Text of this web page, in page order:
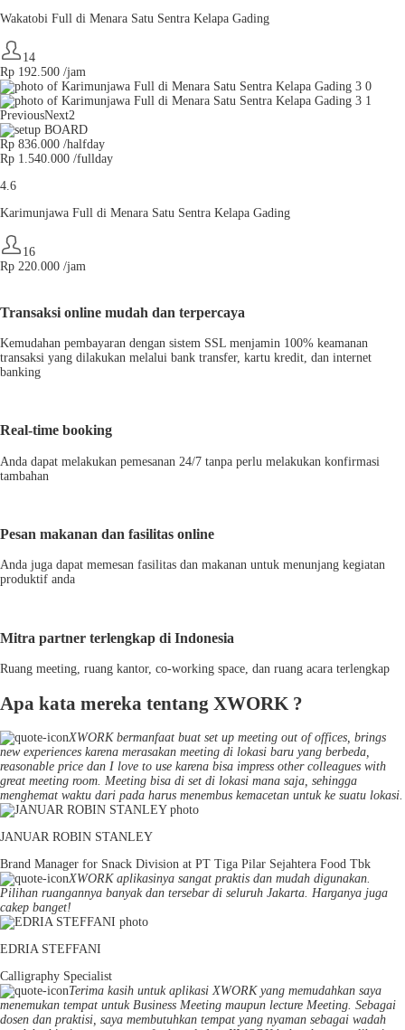
Wakatobi Full di Menara Satu Sentra Kelapa Gading
14
Rp 192.500 /jam
PreviousNext2
Rp 836.000 /halfday
Rp 1.540.000 /fullday
4.6
Karimunjawa Full di Menara Satu Sentra Kelapa Gading
16
Rp 220.000 /jam
Transaksi online mudah dan terpercaya
Kemudahan pembayaran dengan sistem SSL menjamin 100% keamanan
transaksi yang dilakukan melalui bank transfer, kartu kredit, dan internet
banking
Real-time booking
Anda dapat melakukan pemesanan 24/7 tanpa perlu melakukan konfirmasi
tambahan
Pesan makanan dan fasilitas online
Anda juga dapat memesan fasilitas dan makanan untuk menunjang kegiatan
produktif anda
Mitra partner terlengkap di Indonesia
Ruang meeting, ruang kantor, co-working space, dan ruang acara terlengkap
Apa kata mereka tentang XWORK ?
XWORK bermanfaat buat set up meeting out of offices, brings
new experiences karena merasakan meeting di lokasi baru yang berbeda,
reasonable price dan I love to use karena bisa impress other colleagues with
great meeting room. Meeting bisa di set di lokasi mana saja, sehingga
menghemat waktu dari pada harus menembus kemacetan untuk ke suatu lokasi.
JANUAR ROBIN STANLEY
Brand Manager for Snack Division at PT Tiga Pilar Sejahtera Food Tbk
XWORK aplikasinya sangat praktis dan mudah digunakan.
Pilihan ruangannya banyak dan tersebar di seluruh Jakarta. Harganya juga
cakep banget!
EDRIA STEFFANI
Calligraphy Specialist
Terima kasih untuk aplikasi XWORK yang memudahkan saya
menemukan tempat untuk Business Meeting maupun lecture Meeting. Sebagai
dosen dan praktisi, saya membutuhkan tempat yang nyaman sebagai wadah